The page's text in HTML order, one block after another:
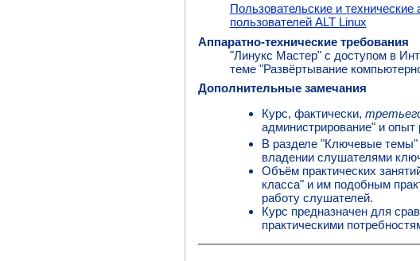
Пользовательские и
пользователей ALT Linux
Аппаратно-технические требования
"Линукс Мастер" с доступом в
теме "Развёртывание
Дополнительные замечания
Курс, фактически,
администрирование" и
В разделе "Ключевые темы"
владении слушателями
Объём практических
класса" и им подобным
работу слушателей.
Курс предназначен для
практическими